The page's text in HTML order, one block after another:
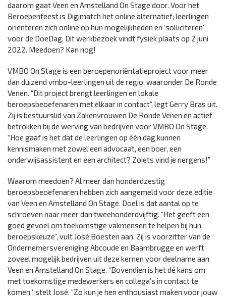
daarom gaat Veen en Amstelland On Stage door. Voor het
Beroepenfeest is Digimatch het online alternatief; leerlingen
oriënteren zich online op hun mogelijkheden en ‘solliciteren’
voor de DoeDag. Dit werkbezoek vindt fysiek plaats op 2 juni
2022. Meedoen? Kan nog!
VMBO On Stage is een beroepenoriëntatieproject voor meer
dan duizend vmbo-leerlingen uit de regio, waaronder De Ronde
Venen. “Dit project brengt leerlingen en lokale
beroepsbeoefenaren met elkaar in contact”, legt Gerry Bras uit.
Zij is bestuurslid van Zakenvrouwen De Ronde Venen en actief
betrokken bij de werving van bedrijven voor VMBO On Stage.
“Hoe gaaf is het dat de leerlingen op één dag kunnen
kennismaken met zowel een advocaat, een boer, een
onderwijsassistent en een architect? Zoiets vind je nergens!”
Waarom meedoen? Al meer dan honderdzestig
beroepsbeoefenaren hebben zich aangemeld voor deze editie
van Veen en Amstelland On Stage. Doel is dat aantal op te
schroeven naar meer dan tweehonderdvijftig. “Het geeft een
goed gevoel om toekomstige vakmensen te helpen bij hun
beroepskeuze”, vult José Boesten aan. Zij is voorzitter van de
Ondernemersvereniging Abcoude en Baambrugge en werft
zoveel mogelijk bedrijven uit deze kernen voor deelname aan
Veen en Amstelland On Stage. “Bovendien is het dé kans om
met toekomstige medewerkers en collega’s in contact te
komen’’, stelt José. “Zo kun je hen enthousiast maken voor jouw